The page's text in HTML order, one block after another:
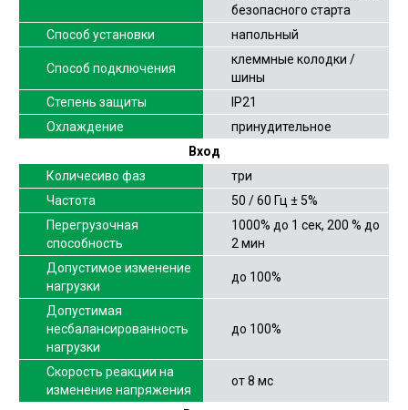
безопасного старта
Способ установки
напольный
Способ подключения
клеммные колодки /
шины
Степень защиты
IP21
Охлаждение
принудительное
Вход
Количесиво фаз
три
Частота
50 / 60 Гц ± 5%
Перегрузочная
способность
1000% до 1 сек, 200 % до
2 мин
Допустимое изменение
нагрузки
до 100%
Допустимая
несбалансированность
нагрузки
до 100%
Скорость реакции на
изменение напряжения
от 8 мс